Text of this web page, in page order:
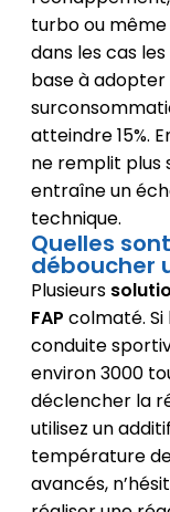
turbo ou
dans les cas
base à adopter
atteindre 15%.
ne remplit plus
entraîne un
technique.
Quelles
déboucher
Plusieurs
FAP colmaté.
conduite
environ 3000
déclencher la
utilisez un
température
avancés,